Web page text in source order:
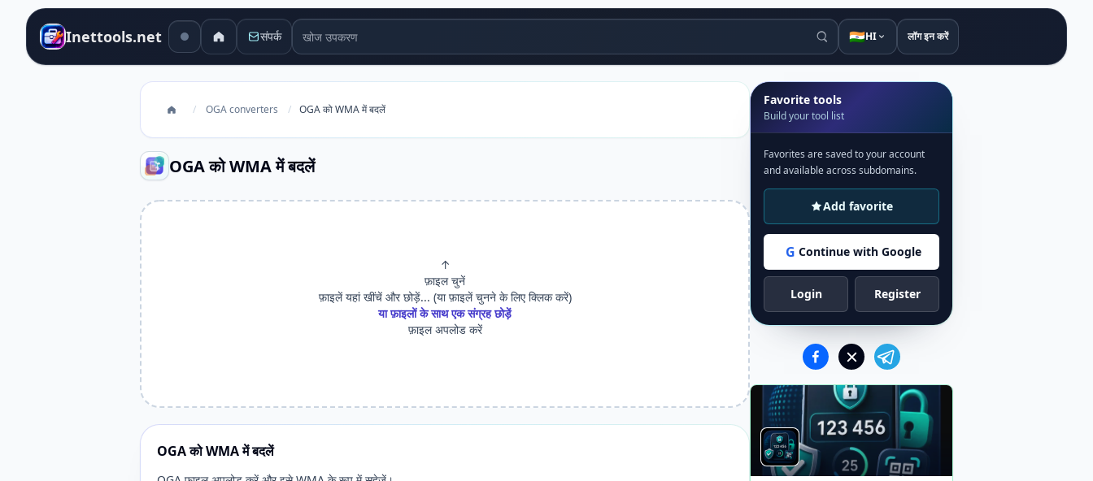
Inettools.net संपर्क खोज उपकरण 🇮🇳HI लॉग इन करें
/ OGA converters / OGA को WMA में बदलें
OGA को WMA में बदलें
↑
फ़ाइल चुनें
फ़ाइलें यहां खींचें और छोड़ें... (या फ़ाइलें चुनने के लिए क्लिक करें)
या फ़ाइलों के साथ एक संग्रह छोड़ें
फ़ाइल अपलोड करें
OGA को WMA में बदलें
Favorite tools
Build your tool list
Favorites are saved to your account
and available across subdomains.
Add favorite
G Continue with Google
Login Register